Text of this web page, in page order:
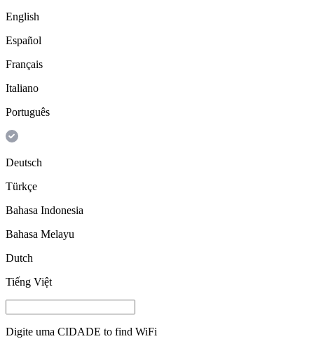
English
Español
Français
Italiano
Português
Deutsch
Türkçe
Bahasa Indonesia
Bahasa Melayu
Dutch
Tiếng Việt
Digite uma CIDADE to find WiFi